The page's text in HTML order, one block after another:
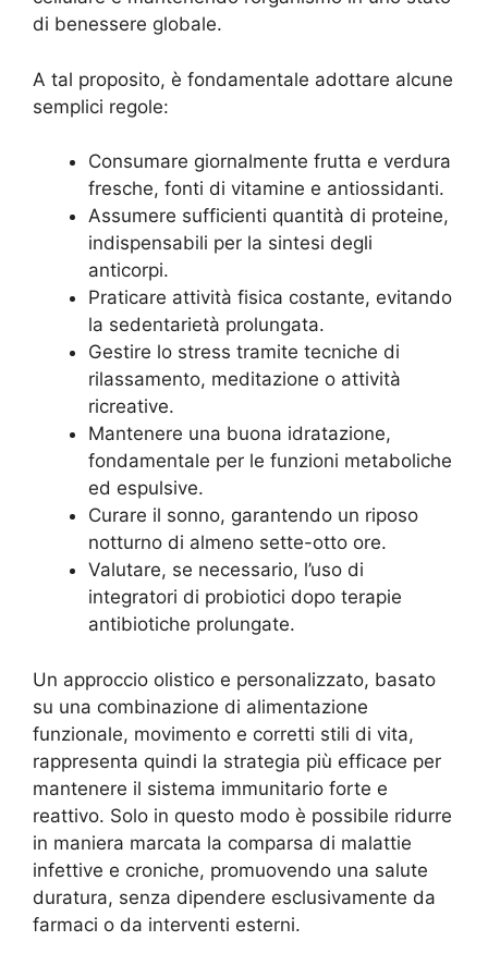
di benessere globale.
A tal proposito, è fondamentale adottare alcune
semplici regole:
Consumare giornalmente frutta e verdura
fresche, fonti di vitamine e antiossidanti.
Assumere sufficienti quantità di proteine,
indispensabili per la sintesi degli
anticorpi.
Praticare attività fisica costante, evitando
la sedentarietà prolungata.
Gestire lo stress tramite tecniche di
rilassamento, meditazione o attività
ricreative.
Mantenere una buona idratazione,
fondamentale per le funzioni metaboliche
ed espulsive.
Curare il sonno, garantendo un riposo
notturno di almeno sette-otto ore.
Valutare, se necessario, l’uso di
integratori di probiotici dopo terapie
antibiotiche prolungate.
Un approccio olistico e personalizzato, basato
su una combinazione di alimentazione
funzionale, movimento e corretti stili di vita,
rappresenta quindi la strategia più efficace per
mantenere il sistema immunitario forte e
reattivo. Solo in questo modo è possibile ridurre
in maniera marcata la comparsa di malattie
infettive e croniche, promuovendo una salute
duratura, senza dipendere esclusivamente da
farmaci o da interventi esterni.